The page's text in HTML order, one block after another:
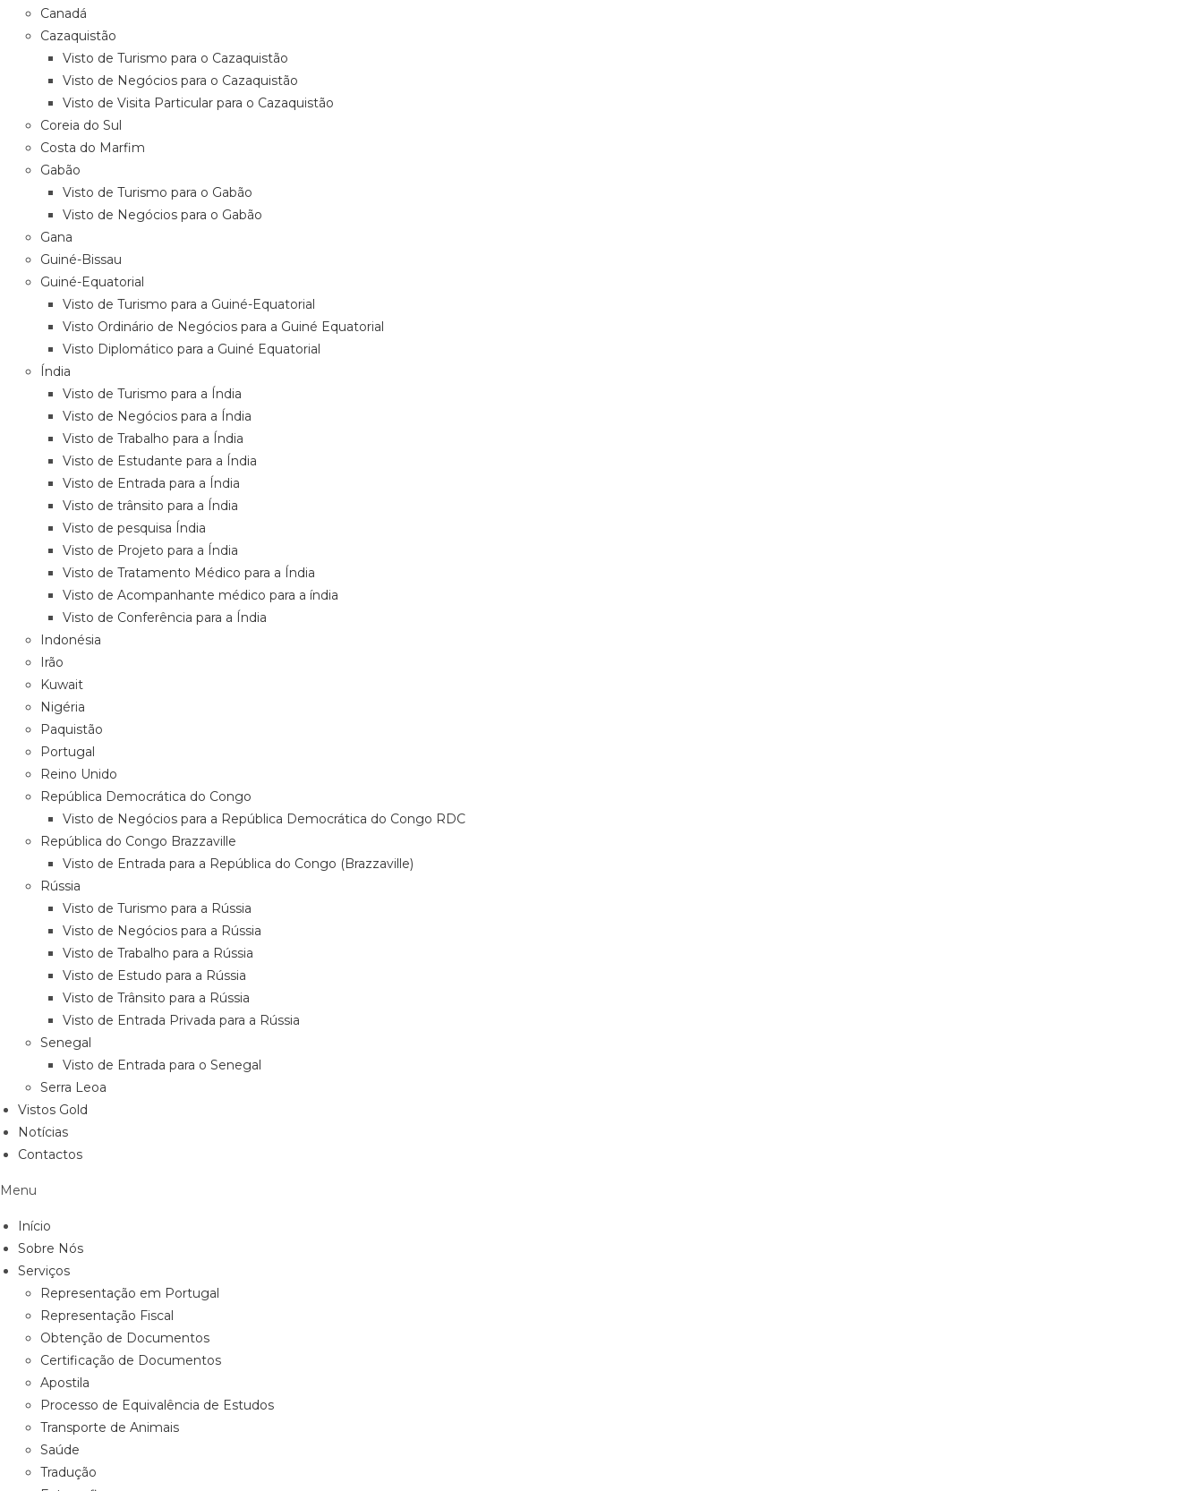
Canadá
Cazaquistão
Visto de Turismo para o Cazaquistão
Visto de Negócios para o Cazaquistão
Visto de Visita Particular para o Cazaquistão
Coreia do Sul
Costa do Marfim
Gabão
Visto de Turismo para o Gabão
Visto de Negócios para o Gabão
Gana
Guiné-Bissau
Guiné-Equatorial
Visto de Turismo para a Guiné-Equatorial
Visto Ordinário de Negócios para a Guiné Equatorial
Visto Diplomático para a Guiné Equatorial
Índia
Visto de Turismo para a Índia
Visto de Negócios para a Índia
Visto de Trabalho para a Índia
Visto de Estudante para a Índia
Visto de Entrada para a Índia
Visto de trânsito para a Índia
Visto de pesquisa Índia
Visto de Projeto para a Índia
Visto de Tratamento Médico para a Índia
Visto de Acompanhante médico para a índia
Visto de Conferência para a Índia
Indonésia
Irão
Kuwait
Nigéria
Paquistão
Portugal
Reino Unido
República Democrática do Congo
Visto de Negócios para a República Democrática do Congo RDC
República do Congo Brazzaville
Visto de Entrada para a República do Congo (Brazzaville)
Rússia
Visto de Turismo para a Rússia
Visto de Negócios para a Rússia
Visto de Trabalho para a Rússia
Visto de Estudo para a Rússia
Visto de Trânsito para a Rússia
Visto de Entrada Privada para a Rússia
Senegal
Visto de Entrada para o Senegal
Serra Leoa
Vistos Gold
Notícias
Contactos
Menu
Início
Sobre Nós
Serviços
Representação em Portugal
Representação Fiscal
Obtenção de Documentos
Certificação de Documentos
Apostila
Processo de Equivalência de Estudos
Transporte de Animais
Saúde
Tradução